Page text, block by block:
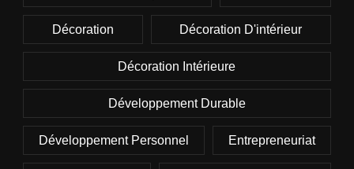
Décoration Décoration D'intérieur
Décoration Intérieure
Développement Durable
Développement Personnel Entrepreneuriat